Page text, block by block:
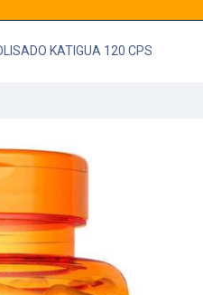
KATIGUA 120 CPS